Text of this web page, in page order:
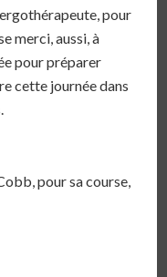
pour
merci, aussi, à
pour préparer
cette journée dans
pour sa course,